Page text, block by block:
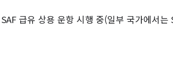
SAF 급유 상용 운항 시행 중(일부 국가에서는